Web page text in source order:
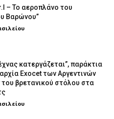
– To αεροπλάνο του
Βαρώνου”
κατεργάζεται”, παράκτια
Exocet των Αργεντινών
του βρετανικού στόλου στα